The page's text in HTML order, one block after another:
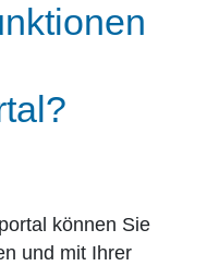
können Sie
und mit Ihrer